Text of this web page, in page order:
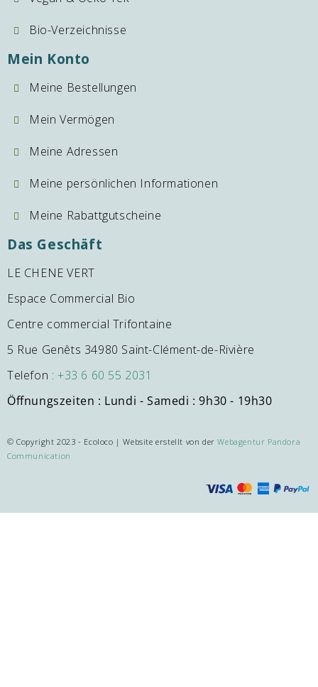
Bio-Verzeichnisse
Mein Konto
Meine Bestellungen
Mein Vermögen
Meine Adressen
Meine persönlichen Informationen
Meine Rabattgutscheine
Das Geschäft
LE CHENE VERT
Espace Commercial Bio
Centre commercial Trifontaine
5 Rue Genêts 34980 Saint-Clément-de-Rivière
Telefon : +33 6 60 55 2031
Öffnungszeiten : Lundi - Samedi : 9h30 - 19h30
© Copyright 2023 - Ecoloco | Website erstellt von derWebagentur Pandora
Communication